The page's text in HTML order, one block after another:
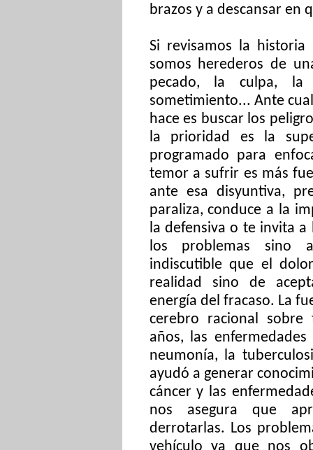
brazos y a descansar en
Si revisamos la historia
somos herederos de
pecado, la culpa, la
sometimiento... Ante
hace es buscar los
la prioridad es la
programado para
temor a sufrir es más
ante esa disyuntiva,
paraliza, conduce a la
la defensiva o te invita
los problemas sino
indiscutible que el
realidad sino de
energía del fracaso. La
cerebro racional sobre
años, las
neumonía, la
ayudó a generar
cáncer y las
nos asegura que
derrotarlas. Los
vehículo ya que nos